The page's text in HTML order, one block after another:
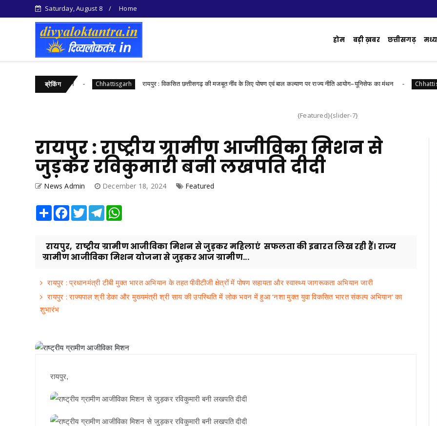
Saturday, August 8 Home
होम बड़ी ख़बर छत्तीसगढ़ मध्य
ब्रेकिंग
विभाग का बड़ा एक्शन Chhattisgarh रायपुर : विकसित छत्तीसगढ़ की मजबूत नींव के लिए पोषण एवं बाल कल्याण पर राज्य नीति आयोग–यूनिसेफ का मंथन Chhattisgarh
{Featured}{slider-7}
रायपुर : राष्ट्रीय ग्रामीण आजीविका मिशन से
जुड़कर रविकुमारी बनी लखपति दीदी
News Admin December 18, 2024 Featured
Share Facebook
TwitterTelegram
रायपुर, राष्ट्रीय ग्रामीण आजीविका मिशन से जुड़कर महिलाएं सफलता की इबारत लिख रही हैं। राज्य
ग्रामीण आजीविका मिशन योजना से जुड़कर आज ग्रामीण...
रायपुर : प्रधानमंत्री टीबी मुक्त भारत अभियान के तहत पीवीटीजी क्षेत्रों में पोषण सहायता और स्वास्थ्य जागरूकता अभियान जारी
रायपुर : राज्यपाल श्री डेका और मुख्यमंत्री श्री साय की उपस्थिति में लोक भवन में हुआ ‘नशा मुक्त युवा विकसित भारत संकल्प अभियान‘ का
शुभारंभ
रायपुर,